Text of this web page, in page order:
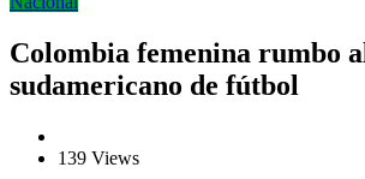
Colombia femenina rumbo
sudamericano de fútbol
139 Views